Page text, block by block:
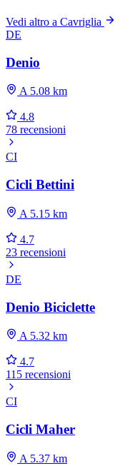
Vedi altro a Cavriglia
DE
Denio
A 5.08 km
4.8
78 recensioni
CI
Cicli Bettini
A 5.15 km
4.7
23 recensioni
DE
Denio Biciclette
A 5.32 km
4.7
115 recensioni
CI
Cicli Maher
A 5.37 km